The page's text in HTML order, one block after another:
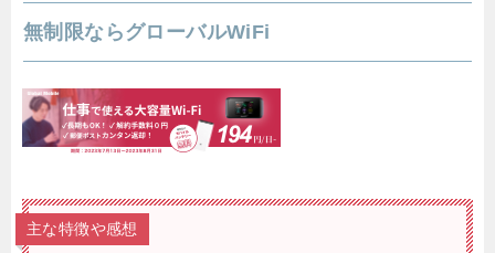
無制限ならグローバルWiFi
主な特徴や感想